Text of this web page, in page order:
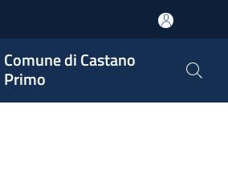
Comune di Castano
Primo